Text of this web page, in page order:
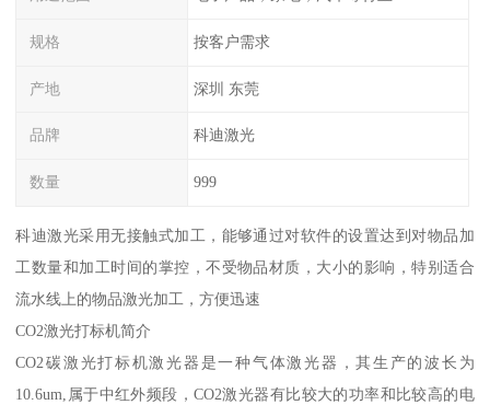
规格 按客户需求
产地 深圳 东莞
品牌 科迪激光
数量 999
科迪激光采用无接触式加工，能够通过对软件的设置达到对物品加
工数量和加工时间的掌控，不受物品材质，大小的影响，特别适合
流水线上的物品激光加工，方便迅速
CO2激光打标机简介
CO2碳激光打标机激光器是一种气体激光器，其生产的波长为
10.6um,属于中红外频段，CO2激光器有比较大的功率和比较高的电